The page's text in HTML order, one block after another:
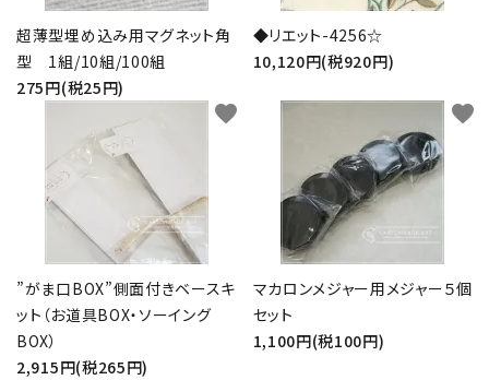
超薄型埋め込み用マグネット角
型 1組/10組/100組
275円(税25円)
◆リエット-4256☆
10,120円(税920円)
”がま口BOX”側面付きベースキ
ット（お道具BOX・ソーイング
BOX）
2,915円(税265円)
favorite
マカロンメジャー用メジャー５個
セット
1,100円(税100円)
favorite